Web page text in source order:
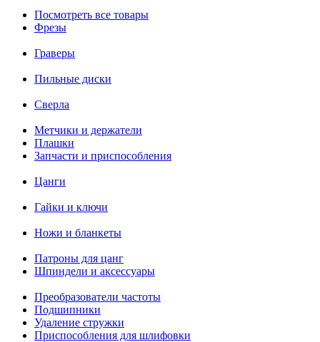
Посмотреть все товары
Фрезы
Граверы
Пильные диски
Сверла
Метчики и держатели
Плашки
Запчасти и приспособления
Цанги
Гайки и ключи
Ножи и бланкеты
Патроны для цанг
Шпиндели и аксессуары
Преобразователи частоты
Подшипники
Удаление стружки
Приспособления для шлифовки